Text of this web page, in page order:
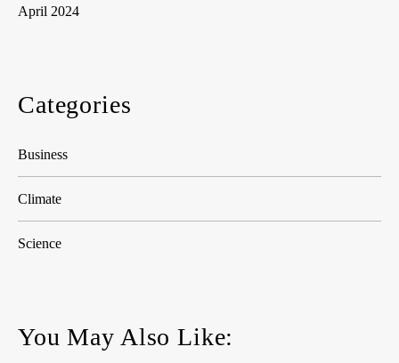
April 2024
Categories
Business
Climate
Science
You May Also Like: